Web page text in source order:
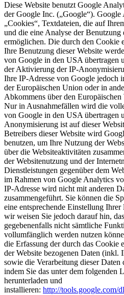
Diese Website benutzt Google
der Google Inc. („Google“). Google
„Cookies“, Textdateien, die auf
und die eine Analyse der Benutzung
ermöglichen. Die durch den Cookie
Ihre Benutzung dieser Website
von Google in den USA übertragen
der Aktivierung der IP-
Ihre IP-Adresse von Google jedoch
der Europäischen Union oder in
Abkommens über den
Nur in Ausnahmefällen wird die
von Google in den USA übertragen
Anonymisierung ist auf dieser
Betreibers dieser Website wird
benutzen, um Ihre Nutzung der
über die Websiteaktivitäten
der Websitenutzung und der
Dienstleistungen gegenüber dem
im Rahmen von Google Analytics
IP-Adresse wird nicht mit anderen
zusammengeführt. Sie können die
eine entsprechende Einstellung
wir weisen Sie jedoch darauf hin,
gegebenenfalls nicht sämtliche
vollumfänglich werden nutzen
die Erfassung der durch das Cookie
der Website bezogenen Daten (inkl.
sowie die Verarbeitung dieser
indem Sie das unter dem folgenden
herunterladen und
installieren: http://tools.google.com/